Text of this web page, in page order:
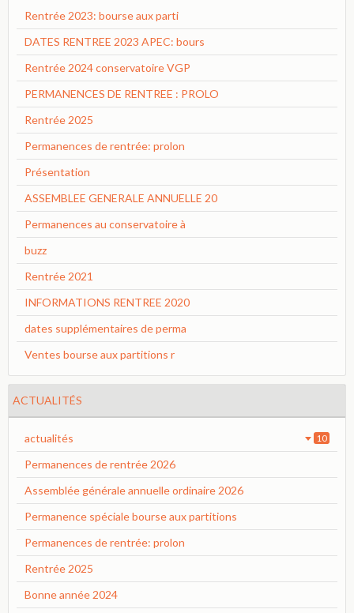
Rentrée 2023: bourse aux parti
DATES RENTREE 2023 APEC: bours
Rentrée 2024 conservatoire VGP
PERMANENCES DE RENTREE : PROLO
Rentrée 2025
Permanences de rentrée: prolon
Présentation
ASSEMBLEE GENERALE ANNUELLE 20
Permanences au conservatoire à
buzz
Rentrée 2021
INFORMATIONS RENTREE 2020
dates supplémentaires de perma
Ventes bourse aux partitions r
ACTUALITÉS
actualités 10
Permanences de rentrée 2026
Assemblée générale annuelle ordinaire 2026
Permanence spéciale bourse aux partitions
Permanences de rentrée: prolon
Rentrée 2025
Bonne année 2024